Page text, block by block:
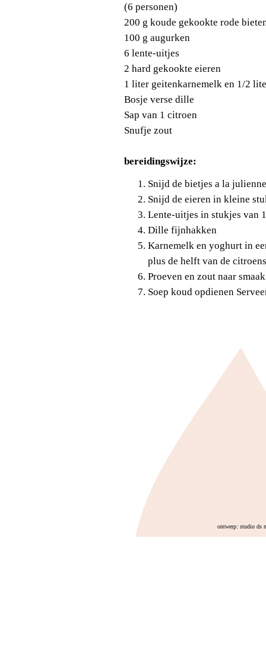
(6 personen)
200 g koude gekookte rode
100 g augurken
6 lente-uitjes
2 hard gekookte eieren
1 liter geitenkarnemelk en 1/2
Bosje verse dille
Sap van 1 citroen
Snufje zout
bereidingswijze:
Snijd de bietjes a la
Snijd de eieren in kleine
Lente-uitjes in stukjes van
Dille fijnhakken
Karnemelk en yoghurt in
plus de helft van de
Proeven en zout naar
Soep koud opdienen
ontwerp: studio ds